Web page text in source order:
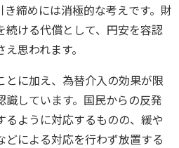
締めには消極的な考えです。財
続ける代償として、円安を容認
思われます。
とに加え、為替介入の効果が限
識しています。国民からの反発
るように対応するものの、緩や
どによる対応を行わず放置する